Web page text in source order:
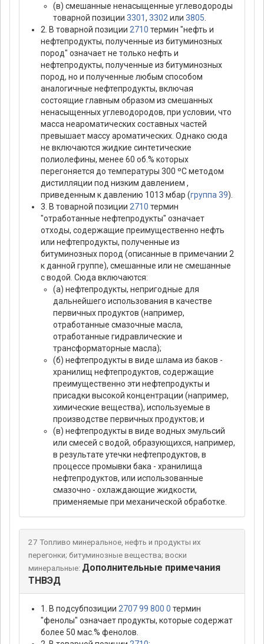
(в) смешанные ненасыщенные углеводороды
товарной позиции 3301, 3302 или 3805
2. В товарной позиции 2710 термин "нефть и
нефтепродукты, полученные из битуминозных
пород" означает не только нефть и
нефтепродукты, полученные из битуминозных
пород, но и полученные любым способом
аналогичные нефтепродукты, включая
состоящие главным образом из смешанных
ненасыщенных углеводородов, при условии, что
масса неароматических составных частей
превышает массу ароматических. Однако сюда
не включаются жидкие синтетические
полиолефины, менее 60 об.% которых
перегоняется до температуры 300 ºС методом
дистилляции под низким давлением ,
приведенным к давлению 1013 мбар (группа 39).
3. В товарной позиции 2710 термин
"отработанные нефтепродукты" означает
отходы, содержащие преимущественно нефть
или нефтепродукты, полученные из
битуминозных пород (описанные в примечании 2
к данной группе), смешанные или не смешанные
с водой. Сюда включаются:
(а) нефтепродукты, непригодные для
дальнейшего использования в качестве
первичных продуктов (например,
отработанные смазочные масла,
отработанные гидравлические и
трансформаторные масла);
(б) нефтепродукты в виде шлама из баков -
хранилищ нефтепродуктов, содержащие
преимущественно эти нефтепродукты и
присадки высокой концентрации (например,
химические вещества), используемые в
производстве первичных продуктов; и
(в) нефтепродукты в виде водных эмульсий
или смесей с водой, образующихся, например,
в результате утечки нефтепродуктов, в
процессе промывки бака - хранилища
нефтепродуктов, или использованные
смазочно - охлаждающие жидкости,
применяемые при механической обработке.
27 Топливо минеральное, нефть и продукты их
перегонки; битуминозные вещества; воски
минеральные: Дополнительные примечания
ТНВЭД
1. В подсубпозиции 2707 99 800 0 термин
"фенолы" означает продукты, которые содержат
более 50 мас.% фенолов.